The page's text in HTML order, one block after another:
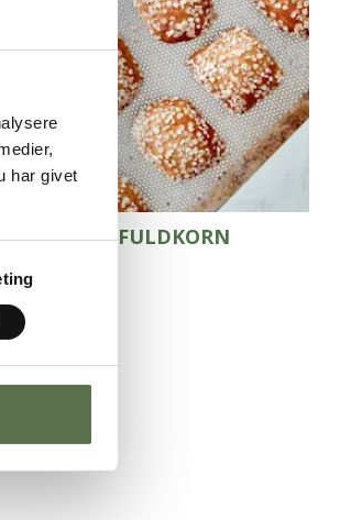
har givet
MED 30% FULDKORN